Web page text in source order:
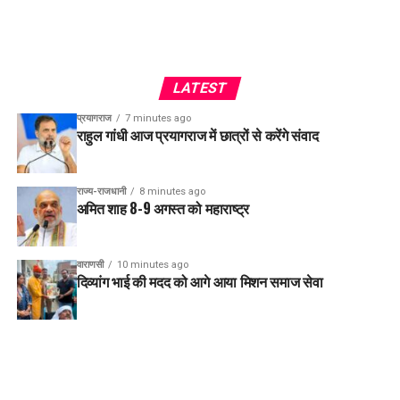
LATEST
प्रयागराज 7 minutes ago
राहुल गांधी आज प्रयागराज में छात्रों से करेंगे संवाद
राज्य-राजधानी 8 minutes ago
अमित शाह 8-9 अगस्त को महाराष्ट्र
वाराणसी 10 minutes ago
दिव्यांग भाई की मदद को आगे आया मिशन समाज सेवा